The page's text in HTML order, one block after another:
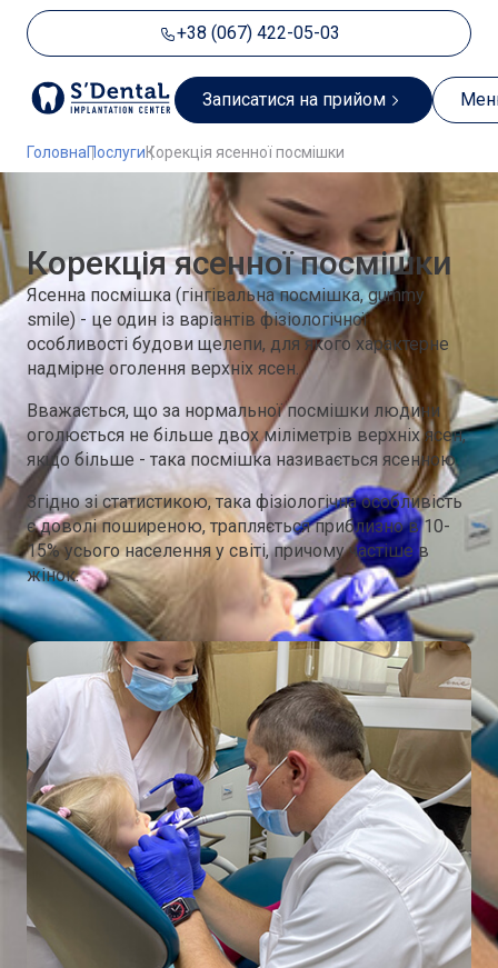
+38 (067) 422-05-03
Записатися на прийом
ГоловнаПослугиКорекція ясенної посмішки
Корекція ясенної посмішки
Ясенна посмішка (гінгівальна посмішка, gummy
smile) - це один із варіантів фізіологічної
особливості будови щелепи, для якого характерне
надмірне оголення верхніх ясен.
Вважається, що за нормальної посмішки людини
оголюється не більше двох міліметрів верхніх ясен,
якщо більше - така посмішка називається ясенною.
Згідно зі статистикою, така фізіологічна особливість
є доволі поширеною, трапляється приблизно в 10-
15% усього населення у світі, причому частіше в
жінок.